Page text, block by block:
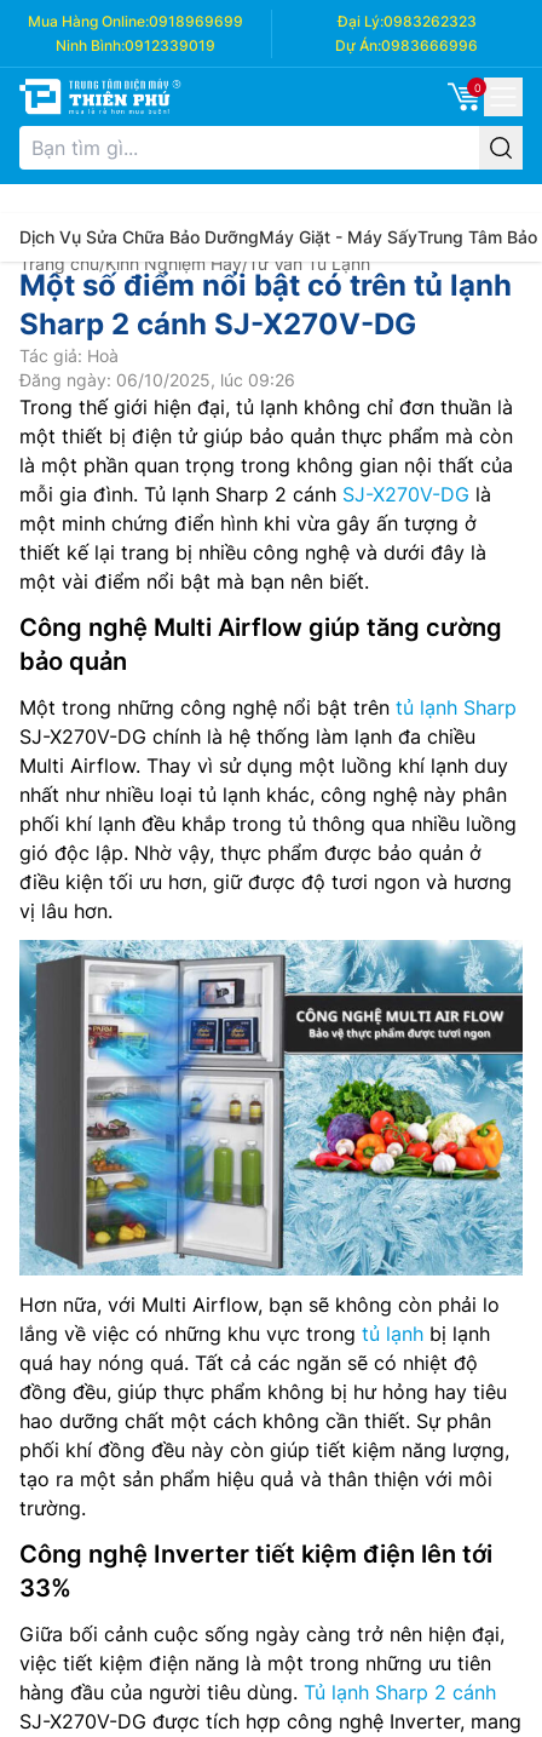
Mua Hàng Online:0918969699 Đại Lý:0983262323
Ninh Bình:0912339019 Dự Án:0983666996
0
Dịch Vụ Sửa Chữa Bảo DưỡngMáy Giặt - Máy SấyTrung Tâm Bảo
Trang chủ/Kinh Nghiệm Hay/Tư Vấn Tủ Lạnh
Một số điểm nổi bật có trên tủ lạnh
Sharp 2 cánh SJ-X270V-DG
Tác giả: Hoà
Đăng ngày: 06/10/2025, lúc 09:26
Trong thế giới hiện đại, tủ lạnh không chỉ đơn thuần là
một thiết bị điện tử giúp bảo quản thực phẩm mà còn
là một phần quan trọng trong không gian nội thất của
mỗi gia đình. Tủ lạnh Sharp 2 cánh SJ-X270V-DG là
một minh chứng điển hình khi vừa gây ấn tượng ở
thiết kế lại trang bị nhiều công nghệ và dưới đây là
một vài điểm nổi bật mà bạn nên biết.
Công nghệ Multi Airflow giúp tăng cường
bảo quản
Một trong những công nghệ nổi bật trên tủ lạnh Sharp
SJ-X270V-DG chính là hệ thống làm lạnh đa chiều
Multi Airflow. Thay vì sử dụng một luồng khí lạnh duy
nhất như nhiều loại tủ lạnh khác, công nghệ này phân
phối khí lạnh đều khắp trong tủ thông qua nhiều luồng
gió độc lập. Nhờ vậy, thực phẩm được bảo quản ở
điều kiện tối ưu hơn, giữ được độ tươi ngon và hương
vị lâu hơn.
Hơn nữa, với Multi Airflow, bạn sẽ không còn phải lo
lắng về việc có những khu vực trong tủ lạnh bị lạnh
quá hay nóng quá. Tất cả các ngăn sẽ có nhiệt độ
đồng đều, giúp thực phẩm không bị hư hỏng hay tiêu
hao dưỡng chất một cách không cần thiết. Sự phân
phối khí đồng đều này còn giúp tiết kiệm năng lượng,
tạo ra một sản phẩm hiệu quả và thân thiện với môi
trường.
Công nghệ Inverter tiết kiệm điện lên tới
33%
Giữa bối cảnh cuộc sống ngày càng trở nên hiện đại,
việc tiết kiệm điện năng là một trong những ưu tiên
hàng đầu của người tiêu dùng. Tủ lạnh Sharp 2 cánh
SJ-X270V-DG được tích hợp công nghệ Inverter, mang